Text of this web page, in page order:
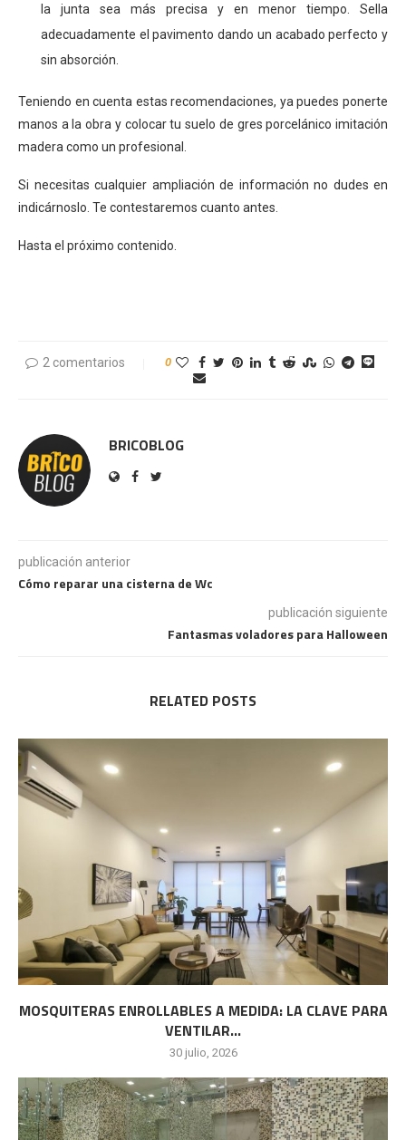
la junta sea más precisa y en menor tiempo. Sella
adecuadamente el pavimento dando un acabado perfecto y
sin absorción.
Teniendo en cuenta estas recomendaciones, ya puedes ponerte
manos a la obra y colocar tu suelo de gres porcelánico imitación
madera como un profesional.
Si necesitas cualquier ampliación de información no dudes en
indicárnoslo. Te contestaremos cuanto antes.
Hasta el próximo contenido.
2 comentarios 0
BRICOBLOG
publicación anterior
Cómo reparar una cisterna de Wc
publicación siguiente
Fantasmas voladores para Halloween
RELATED POSTS
MOSQUITERAS ENROLLABLES A MEDIDA: LA CLAVE PARA
VENTILAR...
30 julio, 2026